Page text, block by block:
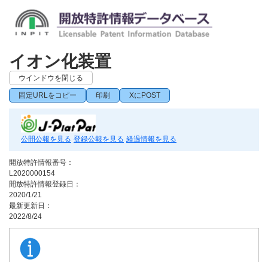
イオン化装置
ウインドウを閉じる
固定URLをコピー 印刷 XにPOST
公開公報を見る 登録公報を見る 経過情報を見る
開放特許情報番号：
L2020000154
開放特許情報登録日：
2020/1/21
最新更新日：
2022/8/24